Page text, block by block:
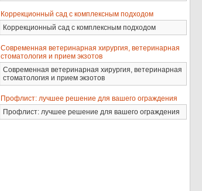
Коррекционный сад с комплексным подходом
Коррекционный сад с комплексным подходом
Современная ветеринарная хирургия, ветеринарная
стоматология и прием экзотов
Современная ветеринарная хирургия, ветеринарная
стоматология и прием экзотов
Профлист: лучшее решение для вашего ограждения
Профлист: лучшее решение для вашего ограждения